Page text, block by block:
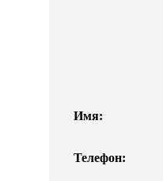
Имя:
Телефон: